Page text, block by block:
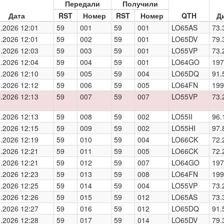
Дата
Передали
Получили
QTH
RST Номер RST
Номер
12:01
59 001 59 001 LO65AS
12:01
59 002 59 001 LO65DV
12:03
59 003 59 001 LO55VP
12:04
59 004 59 001 LO64GO
12:10
59 005 59 004 LO65DQ
12:12
59 006 59 005 LO64FN
12:13
59 007 59 007 LO55VP
12:13
59 008 59 002 LO55II
12:15
59 009 59 002 LO55HI
12:19
59 010 59 004 LO66CK
12:21
59 011 59 005 LO66CK
12:21
59 012 59 007 LO64GO
12:23
59 013 59 008 LO64FN
12:25
59 014 59 004 LO55VP
12:26
59 015 59 012 LO65AS
12:27
59 016 59 012 LO65DQ
12:28
59 017 59 014 LO65DV